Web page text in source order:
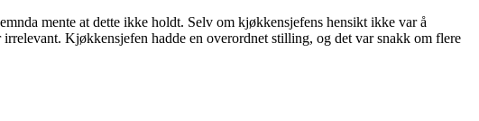
mente at dette ikke holdt. Selv om kjøkkensjefens hensikt ikke var å
Kjøkkensjefen hadde en overordnet stilling, og det var snakk om flere